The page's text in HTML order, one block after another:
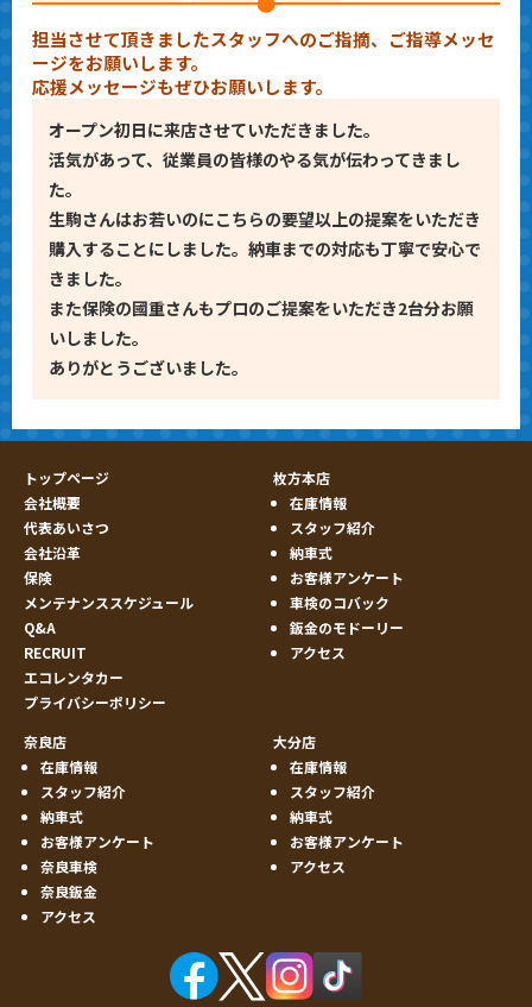
担当させて頂きましたスタッフへのご指摘、ご指導メッセ
ージをお願いします。
応援メッセージもぜひお願いします。
オープン初日に来店させていただきました。
活気があって、従業員の皆様のやる気が伝わってきまし
た。
生駒さんはお若いのにこちらの要望以上の提案をいただき
購入することにしました。納車までの対応も丁寧で安心で
きました。
また保険の國重さんもプロのご提案をいただき2台分お願
いしました。
ありがとうございました。
トップページ
会社概要
代表あいさつ
会社沿革
保険
メンテナンススケジュール
Q&A
RECRUIT
エコレンタカー
プライバシーポリシー
枚方本店
在庫情報
スタッフ紹介
納車式
お客様アンケート
車検のコバック
鈑金のモドーリー
アクセス
奈良店
在庫情報
スタッフ紹介
納車式
お客様アンケート
奈良車検
奈良鈑金
アクセス
大分店
在庫情報
スタッフ紹介
納車式
お客様アンケート
アクセス